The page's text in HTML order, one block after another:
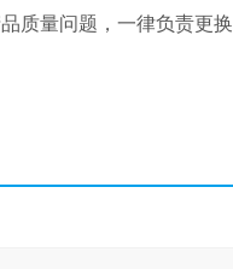
质量问题，一律负责更